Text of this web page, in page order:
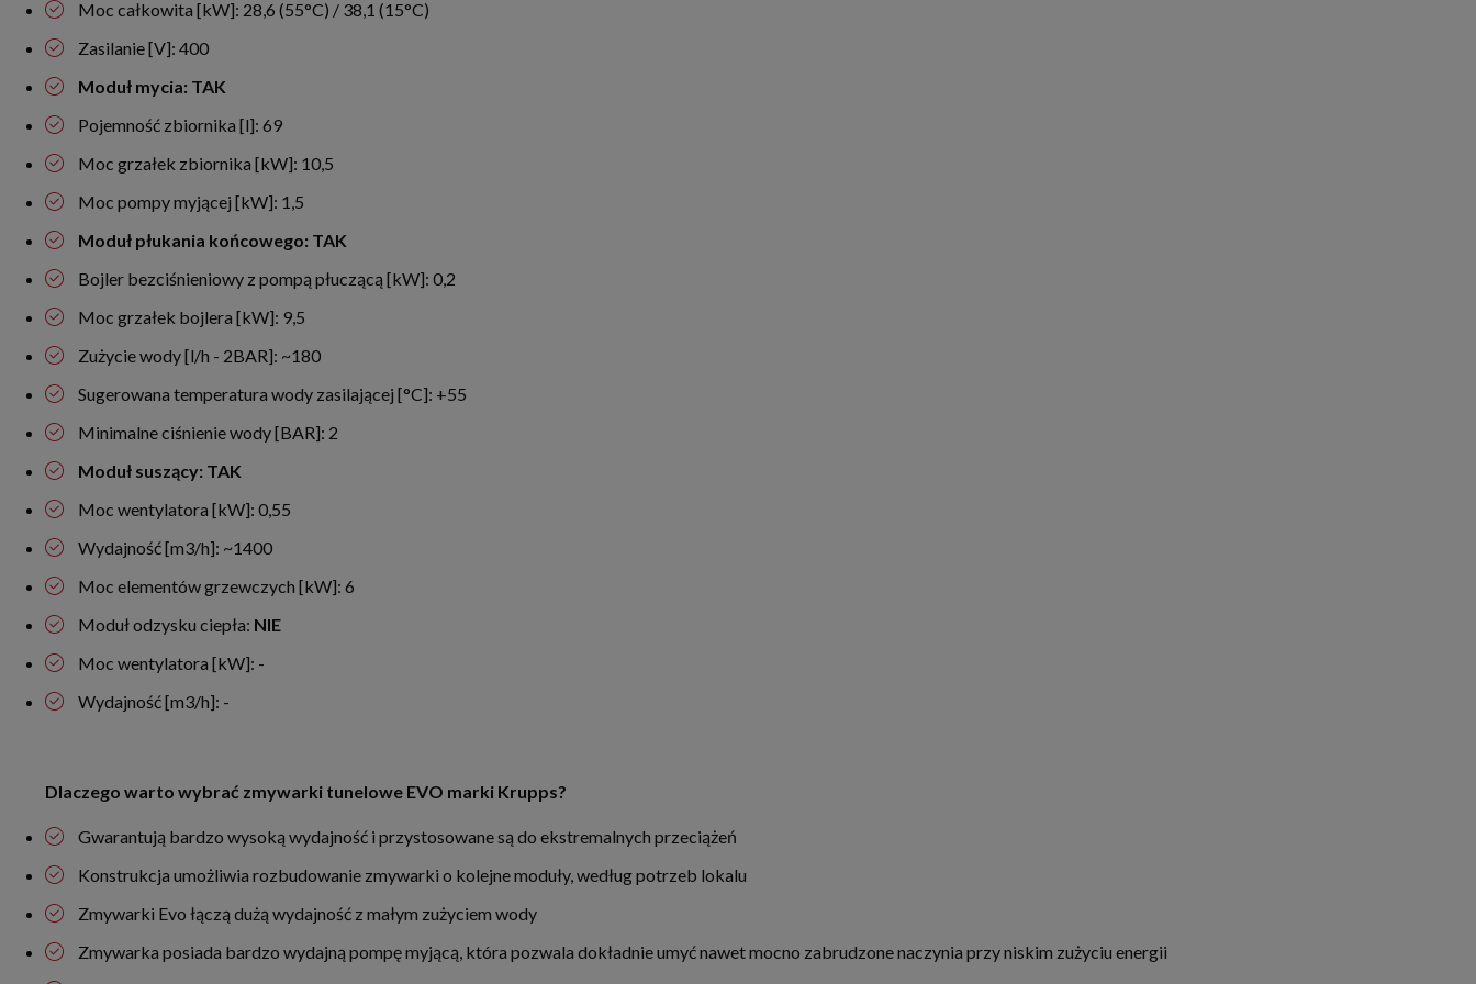
Moc całkowita [kW]: 28,6 (55°C) / 38,1 (15°C)
Zasilanie [V]: 400
Moduł mycia: TAK
Pojemność zbiornika [l]: 69
Moc grzałek zbiornika [kW]: 10,5
Moc pompy myjącej [kW]: 1,5
Moduł płukania końcowego: TAK
Bojler bezciśnieniowy z pompą płuczącą [kW]: 0,2
Moc grzałek bojlera [kW]: 9,5
Zużycie wody [l/h - 2BAR]: ~180
Sugerowana temperatura wody zasilającej [°C]: +55
Minimalne ciśnienie wody [BAR]: 2
Moduł suszący: TAK
Moc wentylatora [kW]: 0,55
Wydajność [m3/h]: ~1400
Moc elementów grzewczych [kW]: 6
Moduł odzysku ciepła: NIE
Moc wentylatora [kW]: -
Wydajność [m3/h]: -
Dlaczego warto wybrać zmywarki tunelowe EVO marki Krupps?
Gwarantują bardzo wysoką wydajność i przystosowane są do ekstremalnych przeciążeń
Konstrukcja umożliwia rozbudowanie zmywarki o kolejne moduły, według potrzeb lokalu
Zmywarki Evo łączą dużą wydajność z małym zużyciem wody
Zmywarka posiada bardzo wydajną pompę myjącą, która pozwala dokładnie umyć nawet mocno zabrudzone naczynia przy niskim zużyciu energii